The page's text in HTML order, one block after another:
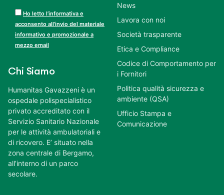
Ho letto l’informativa e
acconsento all’invio del materiale
informativo e promozionale a
mezzo email
Chi Siamo
Humanitas Gavazzeni è un
ospedale polispecialistico
privato accreditato con il
Servizio Sanitario Nazionale
per le attività ambulatoriali e
di ricovero. E’ situato nella
zona centrale di Bergamo,
all’interno di un parco
secolare.
News
Lavora con noi
Società trasparente
Etica e Compliance
Codice di Comportamento per
i Fornitori
Politica qualità sicurezza e
ambiente (QSA)
Ufficio Stampa e
Comunicazione